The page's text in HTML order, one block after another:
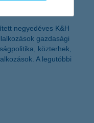
negyedéves K&H
gazdasági
közterhek,
A legutóbbi